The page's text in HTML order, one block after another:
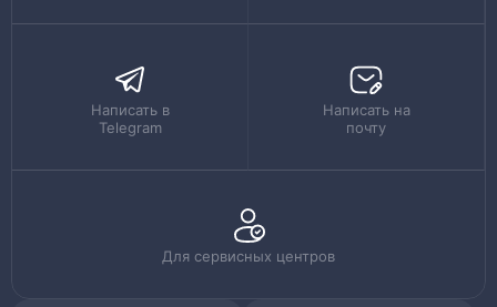
Написать в
Telegram
Написать на
почту
Для сервисных центров